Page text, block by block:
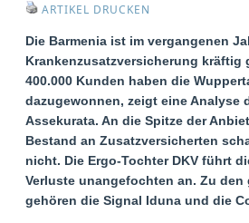
ARTIKEL DRUCKEN
Die Barmenia ist im vergangenen
Krankenzusatzversicherung kräftig
400.000 Kunden haben die
dazugewonnen, zeigt eine Analyse
Assekurata. An die Spitze der
Bestand an Zusatzversicherten
nicht. Die Ergo-Tochter DKV führt
Verluste unangefochten an. Zu den
gehören die Signal Iduna und die